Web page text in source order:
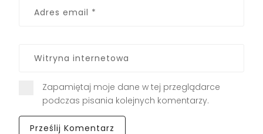
Zapamiętaj moje dane w tej przeglądarce
podczas pisania kolejnych komentarzy.